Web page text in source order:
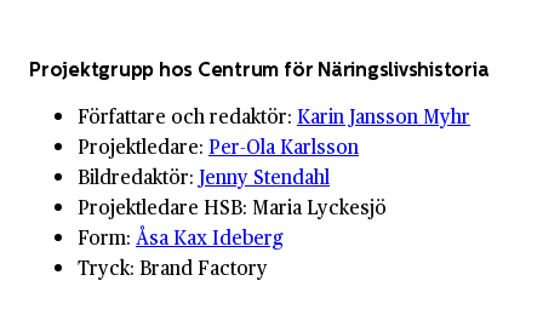
Projektgrupp hos Centrum för Näringslivshistoria
Författare och redaktör: Karin Jansson Myhr
Projektledare: Per-Ola Karlsson
Bildredaktör: Jenny Stendahl
Projektledare HSB: Maria Lyckesjö
Form: Åsa Kax Ideberg
Tryck: Brand Factory